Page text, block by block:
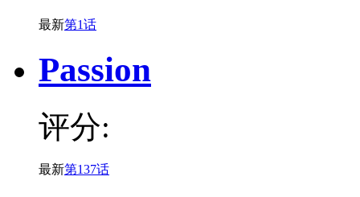
最新第1话
Passion
评分:
最新第137话